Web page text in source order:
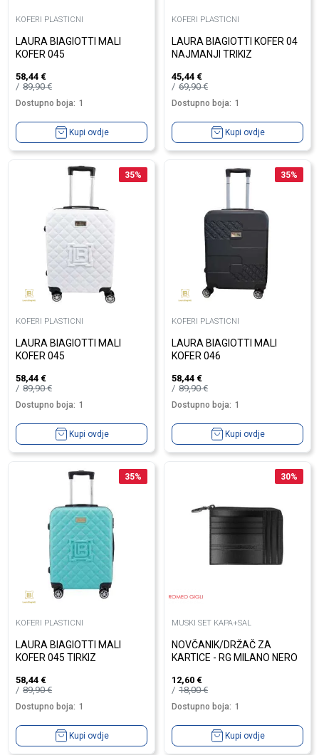
KOFERI PLASTICNI
LAURA BIAGIOTTI MALI
KOFER 045
58,44 €
89,90€
Dostupno boja: 1
Kupi ovdje
KOFERI PLASTICNI
LAURA BIAGIOTTI KOFER 04
NAJMANJI TRIKIZ
45,44 €
69,90€
Dostupno boja: 1
Kupi ovdje
35%
KOFERI PLASTICNI
LAURA BIAGIOTTI MALI
KOFER 045
58,44 €
89,90€
Dostupno boja: 1
Kupi ovdje
35%
KOFERI PLASTICNI
LAURA BIAGIOTTI MALI
KOFER 046
58,44 €
89,90€
Dostupno boja: 1
Kupi ovdje
35%
KOFERI PLASTICNI
LAURA BIAGIOTTI MALI
KOFER 045 TIRKIZ
58,44 €
89,90€
Dostupno boja: 1
Kupi ovdje
30%
MUSKI SET KAPA+SAL
NOVČANIK/DRŽAČ ZA
KARTICE - RG MILANO NERO
12,60 €
18,00€
Dostupno boja: 1
Kupi ovdje